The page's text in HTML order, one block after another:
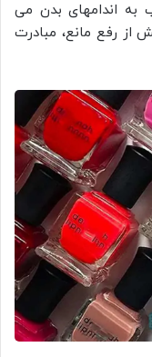
اندامهای بدن می
از رفع مانع، مبادرت